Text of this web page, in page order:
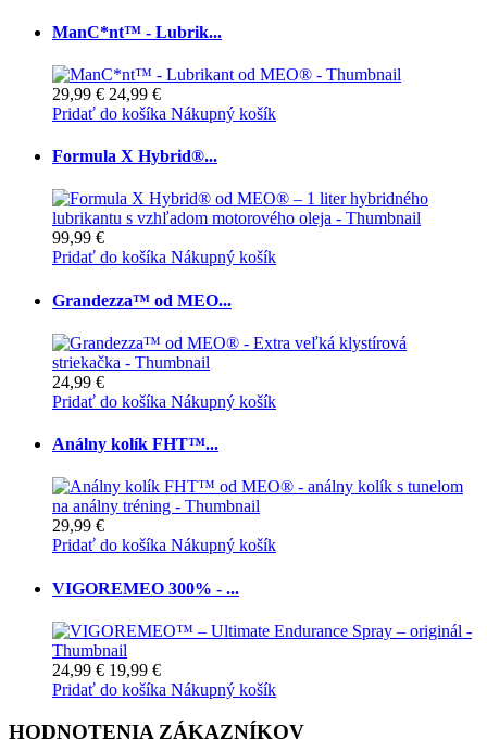
ManC*nt™ - Lubrik...
29,99 € 24,99 €
Pridať do košíka Nákupný košík
Formula X Hybrid®...
99,99 €
Pridať do košíka Nákupný košík
Grandezza™ od MEO...
24,99 €
Pridať do košíka Nákupný košík
Análny kolík FHT™...
29,99 €
Pridať do košíka Nákupný košík
VIGOREMEO 300% - ...
24,99 € 19,99 €
Pridať do košíka Nákupný košík
HODNOTENIA ZÁKAZNÍKOV